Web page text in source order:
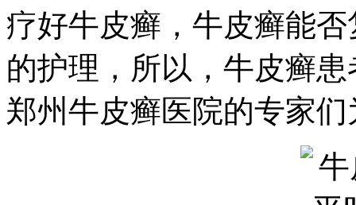
疗好牛皮癣，牛皮癣能
的护理，所以，牛皮癣
郑州牛皮癣医院的专家